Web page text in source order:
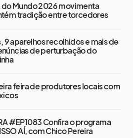
Mundo 2026 movimenta
tradição entre torcedores
9 aparelhos recolhidos e mais de
de perturbação do
feira de produtores locais com
#EP1083 Confira o programa
AÍ, com Chico Pereira